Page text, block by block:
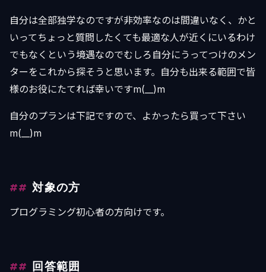
自分は全部独学なのですが非効率なのは間違いなく、かと
いってちょっと質問したくても最適な人が近くにいるわけ
でもなくという境遇なのでむしろ自分にうってつけのメン
ターをこれから探そうと思います。自分も出来る範囲で皆
様のお役にたてれば幸いですm(__)m
自分のプランは下記ですので、よかったら買って下さい
m(__)m
対象の方
プログラミング初心者の方向けです。
回答範囲